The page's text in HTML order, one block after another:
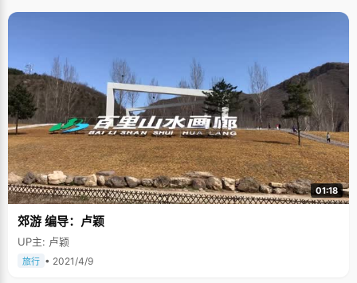
01:18
郊游 编导：卢颖
UP主: 卢颖
旅行 • 2021/4/9